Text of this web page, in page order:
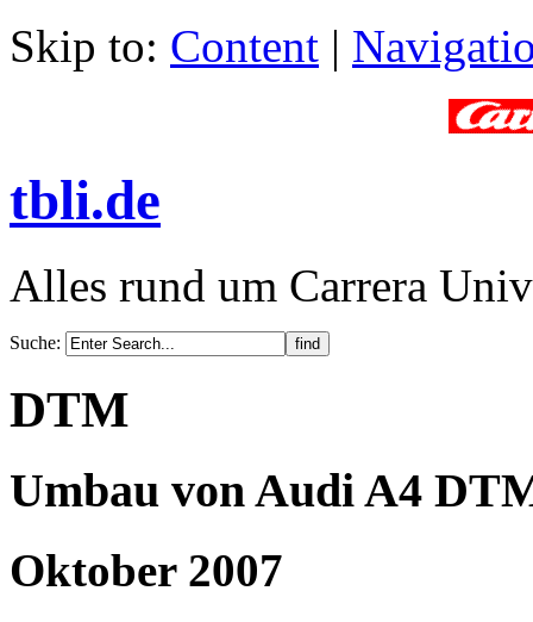
Skip to: Content |
tbli.de
Alles rund um Carrera
Suche:
DTM
Umbau von Audi A4
Oktober 2007